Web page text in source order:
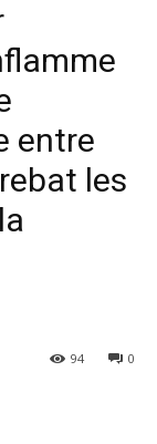
entre
les
0
94